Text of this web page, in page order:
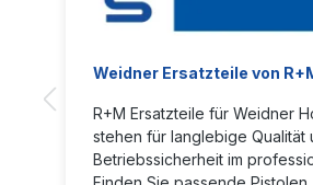
Weidner Ersatzteile von
R+M Ersatzteile für Weidner
stehen für langlebige Qualität
Betriebssicherheit im